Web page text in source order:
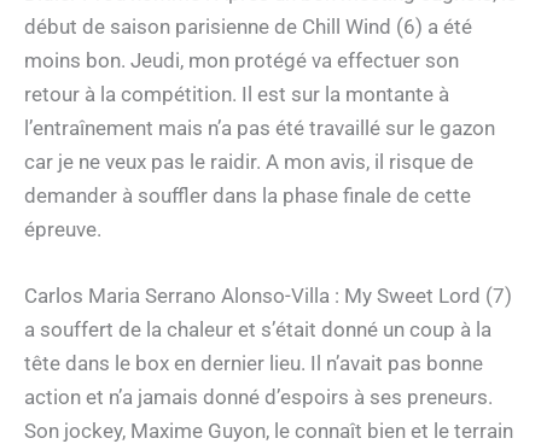
début de saison parisienne de Chill Wind (6) a été
moins bon. Jeudi, mon protégé va effectuer son
retour à la compétition. Il est sur la montante à
l’entraînement mais n’a pas été travaillé sur le gazon
car je ne veux pas le raidir. A mon avis, il risque de
demander à souffler dans la phase finale de cette
épreuve.
Carlos Maria Serrano Alonso-Villa : My Sweet Lord (7)
a souffert de la chaleur et s’était donné un coup à la
tête dans le box en dernier lieu. Il n’avait pas bonne
action et n’a jamais donné d’espoirs à ses preneurs.
Son jockey, Maxime Guyon, le connaît bien et le terrain